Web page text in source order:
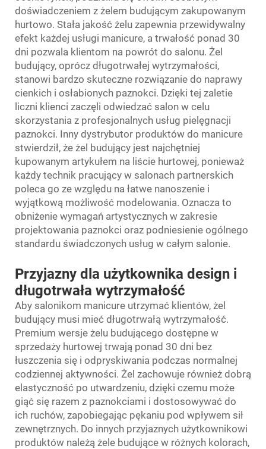
doświadczeniem z żelem budującym zakupowanym
hurtowo. Stała jakość żelu zapewnia przewidywalny
efekt każdej usługi manicure, a trwałość ponad 30
dni pozwala klientom na powrót do salonu. Żel
budujący, oprócz długotrwałej wytrzymałości,
stanowi bardzo skuteczne rozwiązanie do naprawy
cienkich i osłabionych paznokci. Dzięki tej zaletie
liczni klienci zaczęli odwiedzać salon w celu
skorzystania z profesjonalnych usług pielęgnacji
paznokci. Inny dystrybutor produktów do manicure
stwierdził, że żel budujący jest najchętniej
kupowanym artykułem na liście hurtowej, ponieważ
każdy technik pracujący w salonach partnerskich
poleca go ze względu na łatwe nanoszenie i
wyjątkową możliwość modelowania. Oznacza to
obniżenie wymagań artystycznych w zakresie
projektowania paznokci oraz podniesienie ogólnego
standardu świadczonych usług w całym salonie.
Przyjazny dla użytkownika design i
długotrwała wytrzymałość
Aby salonikom manicure utrzymać klientów, żel
budujący musi mieć długotrwałą wytrzymałość.
Premium wersje żelu budującego dostępne w
sprzedaży hurtowej trwają ponad 30 dni bez
łuszczenia się i odpryskiwania podczas normalnej
codziennej aktywności. Żel zachowuje również dobrą
elastyczność po utwardzeniu, dzięki czemu może
giąć się razem z paznokciami i dostosowywać do
ich ruchów, zapobiegając pękaniu pod wpływem sił
zewnętrznych. Do innych przyjaznych użytkownikowi
produktów należą żele budujące w różnych kolorach,